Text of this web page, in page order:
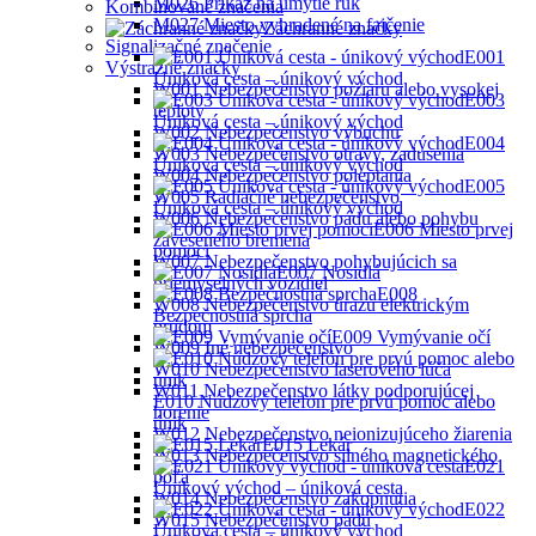
M027 Miesto vyhradené na fajčenie
Signalizačné značenie
Výstražné značky
W001 Nebezpečenstvo požiaru alebo vysokej
teploty
W002 Nebezpečenstvo výbuchu
W003 Nebezpečenstvo otravy, zadusenia
W004 Nebezpečenstvo poleptania
W005 Radiačné nebezpečenstvo
W006 Nebezpečenstvo pádu alebo pohybu
zaveseného bremena
W007 Nebezpečenstvo pohybujúcich sa
priemyselných vozidiel
W008 Nebezpečenstvo úrazu elektrickým
prúdom
W009 Iné nebezpečenstvo
W010 Nebezpečenstvo laserového lúča
W011 Nebezpečenstvo látky podporujúcej
horenie
W012 Nebezpečenstvo neionizujúceho žiarenia
W013 Nebezpečenstvo silného magnetického
poľa
W014 Nebezpečenstvo zakopnutia
W015 Nebezpečenstvo pádu
Kombinované značenia
Záchranné značky
E001
Úniková cesta – únikový východ
E003
Úniková cesta – únikový východ
E004
Úniková cesta – únikový východ
E005
Ůniková cesta – únikový východ
E006 Miesto prvej
pomoci
E007 Nosidlá
E008
Bezpečnostná sprcha
E009 Vymývanie očí
E010 Núdzový telefón pre prvú pomoc alebo
únik
E015 Lekár
E021
Únikový východ – úniková cesta
E022
Úniková cesta – únikový východ